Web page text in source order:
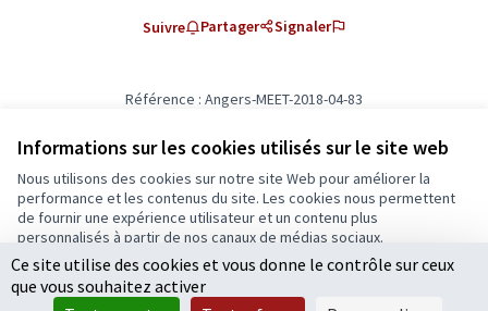
Informations sur les cookies utilisés sur le site web
Nous utilisons des cookies sur notre site Web pour améliorer la
performance et les contenus du site. Les cookies nous permettent
de fournir une expérience utilisateur et un contenu plus
personnalisés à partir de nos canaux de médias sociaux.
Tout accepter
Accepter seulement les cookies essentiels
Suivre Partager Signaler
Référence : Angers-MEET-2018-04-83
Conditions d'utilisation
Paramètres des cookies
Ecrivons Angers sur X
(Lien externe)
Ecrivons Angers sur Facebook
(Lien externe)
Ce site utilise des cookies et vous donne le contrôle sur ceux
que vous souhaitez activer